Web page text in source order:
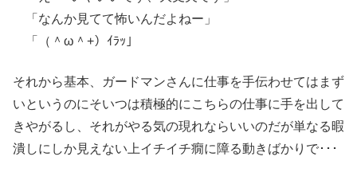
「なんか見てて怖いんだよねー」
「（＾ω＾+）ｲﾗｯ」
それから基本、ガードマンさんに仕事を手伝わせてはまず
いというのにそいつは積極的にこちらの仕事に手を出して
きやがるし、それがやる気の現れならいいのだが単なる暇
潰しにしか見えない上イチイチ癇に障る動きばかりで･･･